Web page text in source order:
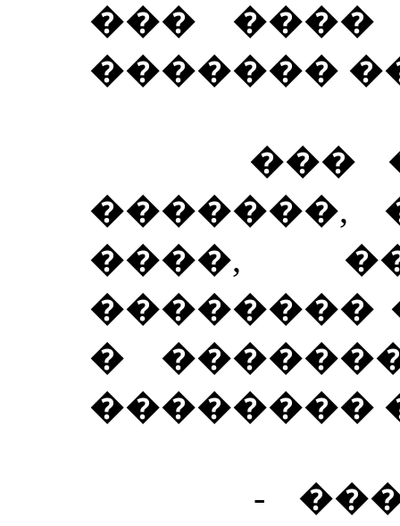
��� ����
�������
���
�������,
����,
��������
�
��������
-